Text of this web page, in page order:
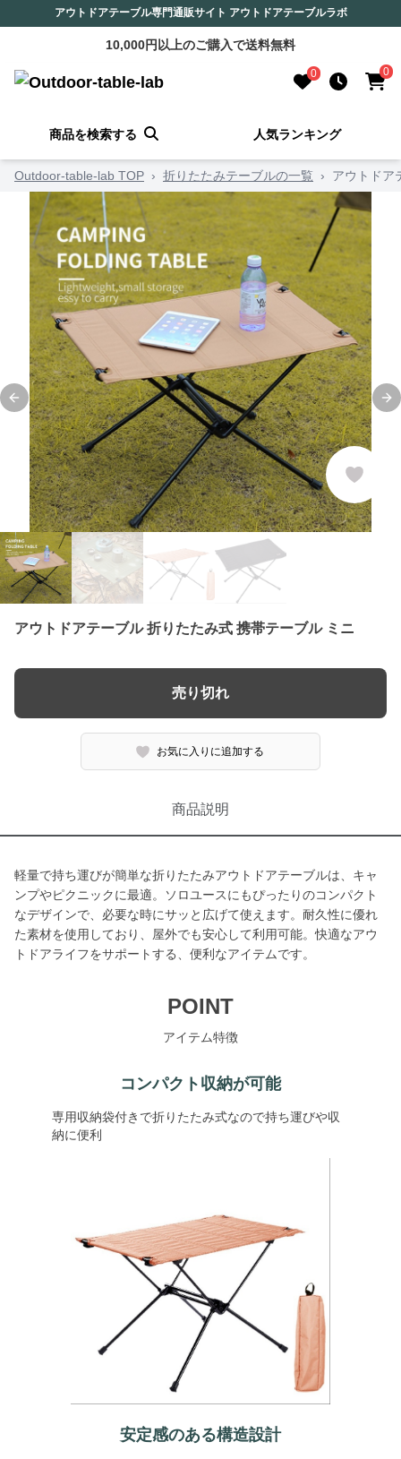
アウトドアテーブル専門通販サイト アウトドアテーブルラボ
10,000円以上のご購入で送料無料
0 0
商品を検索する 人気ランキング
Outdoor-table-lab TOP › 折りたたみテーブルの一覧 › アウトドア
Previous slide
アウトドアテーブル 折りたたみ式 携帯テーブル ミニ
売り切れ
お気に入りに追加する
商品説明
軽量で持ち運びが簡単な折りたたみアウトドアテーブルは、キャ
ンプやピクニックに最適。ソロユースにもぴったりのコンパクト
なデザインで、必要な時にサッと広げて使えます。耐久性に優れ
た素材を使用しており、屋外でも安心して利用可能。快適なアウ
トドアライフをサポートする、便利なアイテムです。
POINT
アイテム特徴
コンパクト収納が可能
専用収納袋付きで折りたたみ式なので持ち運びや収
納に便利
安定感のある構造設計